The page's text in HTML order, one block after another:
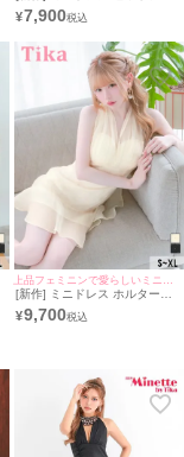
プ ワンピース 上品 ハイネック
ホルターネック バックリボン
バー フリル シフォン 同伴 Aラ
イン アイボリー キャバドレス
(若林萌々着用) [tk-mds8886a]
¥7,900
[新作] ミニドレス ホルターネ
ック 谷間 シースルー キラキラ
ビジュー 背中魅せ チュール バ
¥9,700